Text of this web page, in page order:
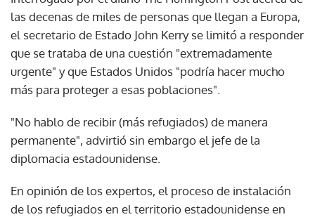
las decenas de miles de personas que llegan a Europa,
el secretario de Estado John Kerry se limitó a responder
que se trataba de una cuestión "extremadamente
urgente" y que Estados Unidos "podría hacer mucho
más para proteger a esas poblaciones".
"No hablo de recibir (más refugiados) de manera
permanente", advirtió sin embargo el jefe de la
diplomacia estadounidense.
En opinión de los expertos, el proceso de instalación
de los refugiados en el territorio estadounidense en